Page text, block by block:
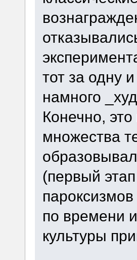
тот за одну
намного
Конечно,
множества
(первый
по времени
культуры